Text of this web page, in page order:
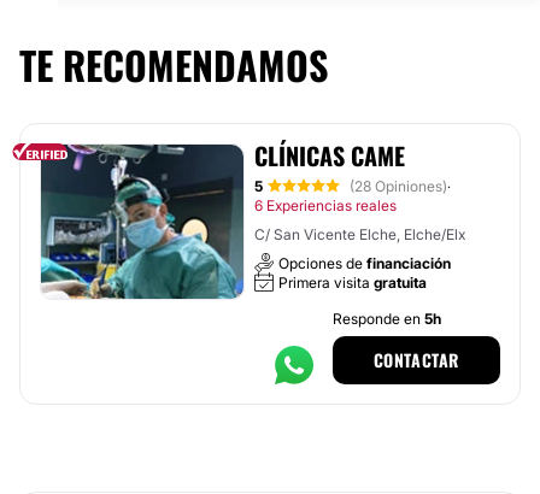
TE RECOMENDAMOS
CLÍNICAS CAME
5 (28 Opiniones)·
6 Experiencias reales
C/ San Vicente Elche, Elche/Elx
Opciones de financiación
Primera visita gratuita
Responde en 5h
CONTACTAR